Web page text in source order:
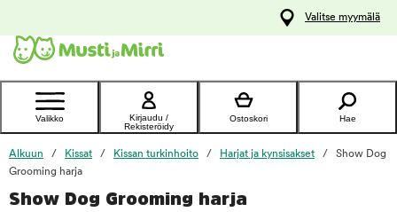
Ota yhteyttä
asiakaspalveluun
Valitse myymälä
Valikko
Kirjaudu /
Rekisteröidy
Ostoskori Hae
Alkuun Kissat Kissan turkinhoito Harjat ja kynsisakset
Show Dog
Grooming harja
Show Dog Grooming harja
foo